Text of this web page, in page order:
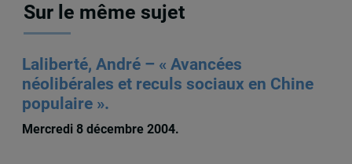
Sur le même sujet
Laliberté, André – « Avancées
néolibérales et reculs sociaux en Chine
populaire ».
Mercredi 8 décembre 2004.